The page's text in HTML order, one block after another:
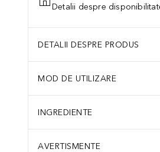
Detalii despre
DETALII DESPRE PRODUS
MOD DE UTILIZARE
INGREDIENTE
AVERTISMENTE